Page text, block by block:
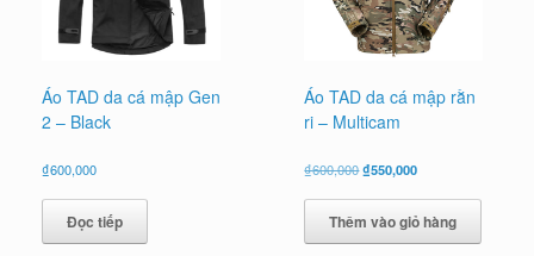
Áo TAD da cá mập Gen
2 – Black
₫600,000
Đọc tiếp
Áo TAD da cá mập rằn
ri – Multicam
₫600,000Giá
là:
₫600,000.
₫550,000Giá
tại
là:
₫550,000.
Thêm vào giỏ hàng